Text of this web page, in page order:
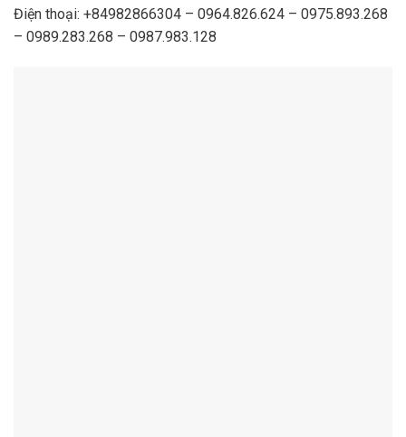
Điện thoại: +84982866304 – 0964.826.624 – 0975.893.268
– 0989.283.268 – 0987.983.128